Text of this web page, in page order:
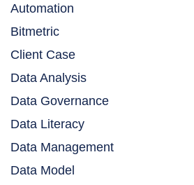
Automation
Bitmetric
Client Case
Data Analysis
Data Governance
Data Literacy
Data Management
Data Model